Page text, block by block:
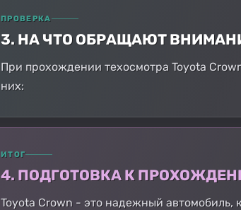
ПРОВЕРКА
3. НА ЧТО ОБРАЩАЮТ
При прохождении техосмотра Toyota
них:
ИТОГ
4. ПОДГОТОВКА К
Toyota Crown - это надежный автомобиль,